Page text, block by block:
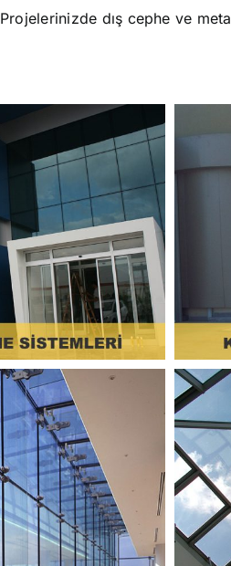
Projelerinizde dış cephe ve